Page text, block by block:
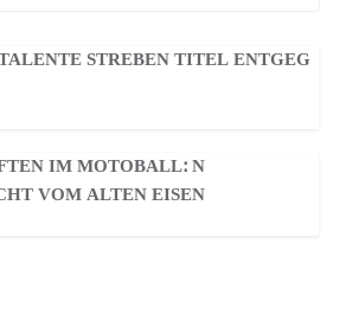
STREBEN TITEL ENTGEG
IM MOTOBALL: N
VOM ALTEN EISEN